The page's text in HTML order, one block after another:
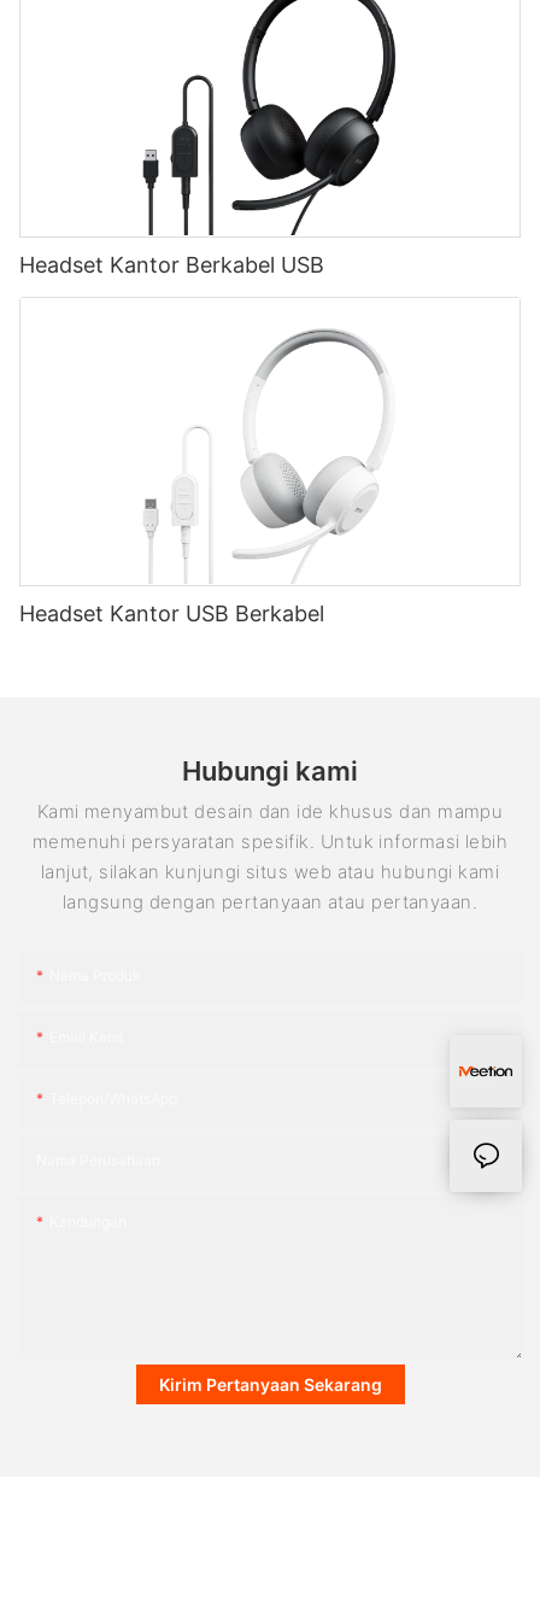
Headset Kantor Berkabel USB
Headset Kantor USB Berkabel
Hubungi kami
Kami menyambut desain dan ide khusus dan mampu
memenuhi persyaratan spesifik. Untuk informasi lebih
lanjut, silakan kunjungi situs web atau hubungi kami
langsung dengan pertanyaan atau pertanyaan.
Kirim Pertanyaan Sekarang